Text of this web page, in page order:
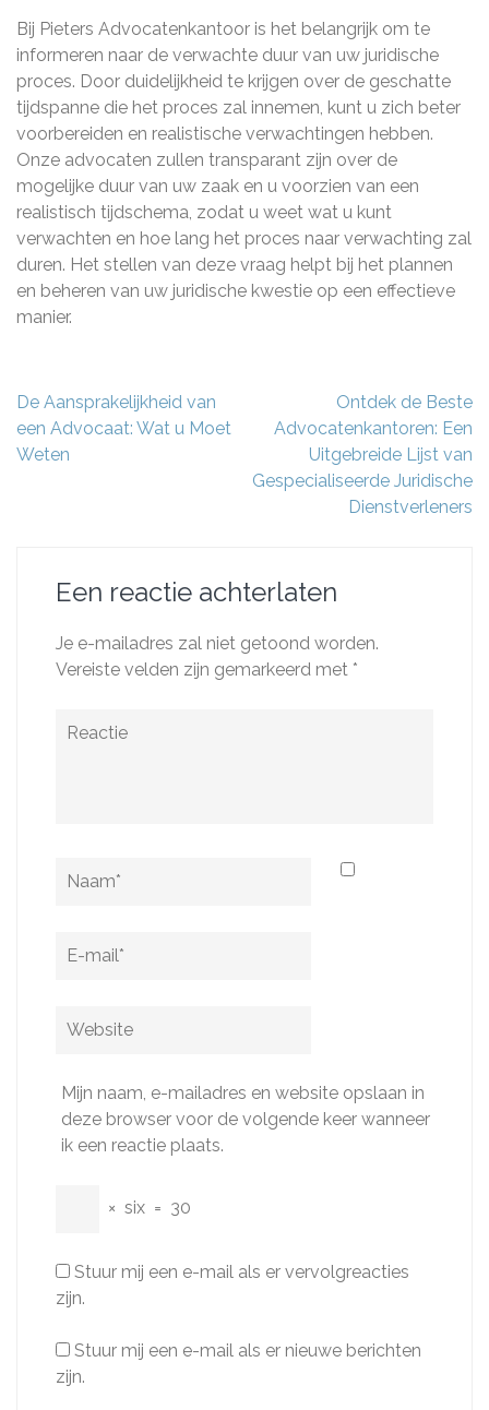
Bij Pieters Advocatenkantoor is het belangrijk om te
informeren naar de verwachte duur van uw juridische
proces. Door duidelijkheid te krijgen over de geschatte
tijdspanne die het proces zal innemen, kunt u zich beter
voorbereiden en realistische verwachtingen hebben.
Onze advocaten zullen transparant zijn over de
mogelijke duur van uw zaak en u voorzien van een
realistisch tijdschema, zodat u weet wat u kunt
verwachten en hoe lang het proces naar verwachting zal
duren. Het stellen van deze vraag helpt bij het plannen
en beheren van uw juridische kwestie op een effectieve
manier.
Berichtnavigatie
De Aansprakelijkheid van
een Advocaat: Wat u Moet
Weten
Ontdek de Beste
Advocatenkantoren: Een
Uitgebreide Lijst van
Gespecialiseerde Juridische
Dienstverleners
Een reactie achterlaten
Je e-mailadres zal niet getoond worden.
Vereiste velden zijn gemarkeerd met *
Reactie
Naam
E-
Website
Mijn naam, e-mailadres en website opslaan in
deze browser voor de volgende keer wanneer
ik een reactie plaats.
× six = 30
Stuur mij een e-mail als er vervolgreacties
zijn.
Stuur mij een e-mail als er nieuwe berichten
zijn.